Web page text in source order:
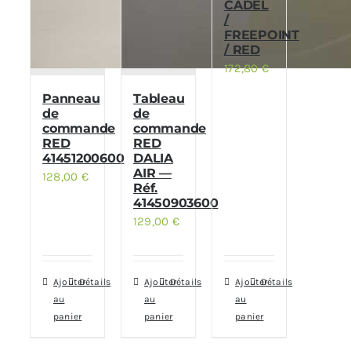
Panneau
de
commande
RED
41451200600
128,00 €
Ajouter
au
panier
Détails
Tableau
de
commande
RED
DALIA
AIR —
Réf.
41450903600
129,00 €
Ajouter
au
panier
Détails
CADEL
/
FREEPOINT
/ RED
172,80€
Ajouter
au
panier
Détails